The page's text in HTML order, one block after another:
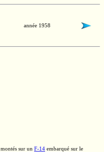
année 1958
sur un F-14 embarqué sur le